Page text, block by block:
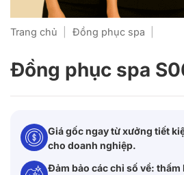
Trang chủ Đồng phục spa
Đồng phục spa
Giá gốc ngay từ xưởng tiết
cho doanh nghiệp.
Đảm bảo các chỉ số về: